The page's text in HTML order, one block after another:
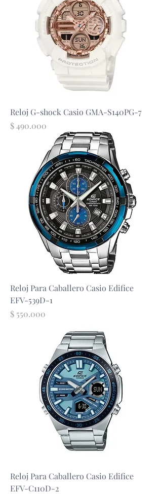
Reloj G-shock Casio GMA-S140PG-7
Precio
$ 490.000
Reloj Para Caballero Casio Edifice
EFV-539D-1
Precio
$ 550.000
Reloj Para Caballero Casio Edifice
EFV-C110D-2